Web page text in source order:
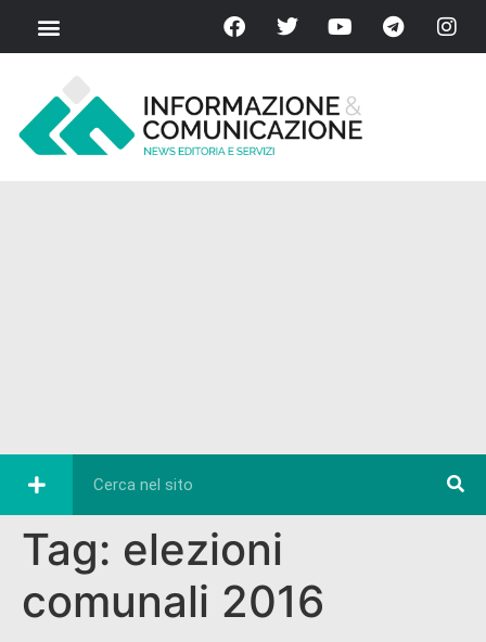
Tag: elezioni
comunali 2016